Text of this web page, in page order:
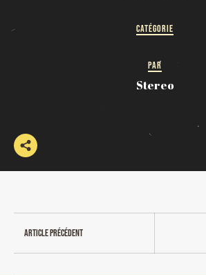
CATÉGORIE
PAR
Stereo
Article précédent